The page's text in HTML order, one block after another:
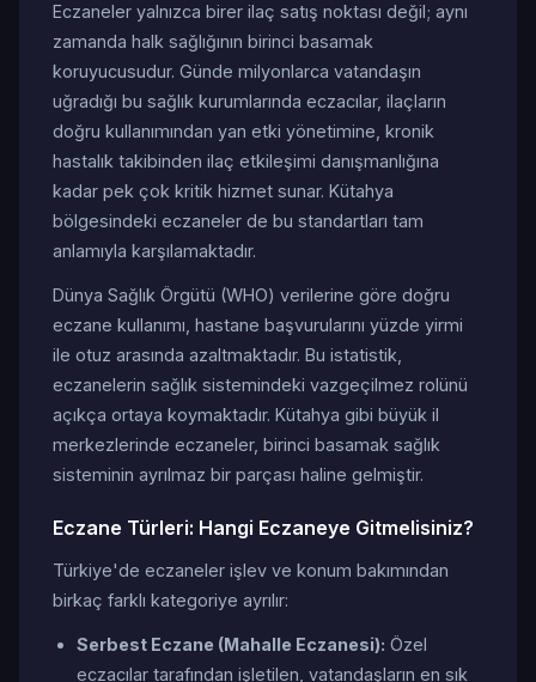
Eczaneler yalnızca birer ilaç satış noktası değil; aynı
zamanda halk sağlığının birinci basamak
koruyucusudur. Günde milyonlarca vatandaşın
uğradığı bu sağlık kurumlarında eczacılar, ilaçların
doğru kullanımından yan etki yönetimine, kronik
hastalık takibinden ilaç etkileşimi danışmanlığına
kadar pek çok kritik hizmet sunar. Kütahya
bölgesindeki eczaneler de bu standartları tam
anlamıyla karşılamaktadır.
Dünya Sağlık Örgütü (WHO) verilerine göre doğru
eczane kullanımı, hastane başvurularını yüzde yirmi
ile otuz arasında azaltmaktadır. Bu istatistik,
eczanelerin sağlık sistemindeki vazgeçilmez rolünü
açıkça ortaya koymaktadır. Kütahya gibi büyük il
merkezlerinde eczaneler, birinci basamak sağlık
sisteminin ayrılmaz bir parçası haline gelmiştir.
Eczane Türleri: Hangi Eczaneye Gitmelisiniz?
Türkiye'de eczaneler işlev ve konum bakımından
birkaç farklı kategoriye ayrılır:
Serbest Eczane (Mahalle Eczanesi): Özel
eczacılar tarafından işletilen, vatandaşların en sık